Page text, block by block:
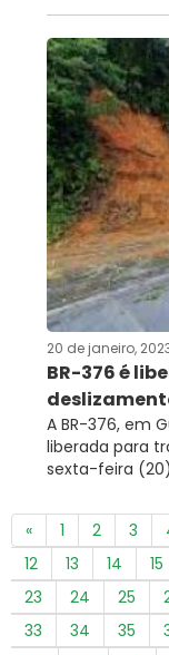
20 de janeiro,
BR-376 é
A BR-376, em
liberada para
sexta-feira
« 1 2 3
12
13 14 15
23
24 25
33
34 35